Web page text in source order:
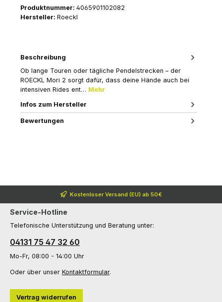
Produktnummer: 4065901102082
Hersteller: Roeckl
Beschreibung
Ob lange Touren oder tägliche Pendelstrecken – der
ROECKL Mori 2 sorgt dafür, dass deine Hände auch bei
intensiven Rides ent… Mehr
Infos zum Hersteller
Bewertungen
Kostenloser Versand (EU) ab 50€
Service-Hotline
Telefonische Unterstützung und Beratung unter:
04131 75 47 32 60
Mo-Fr, 08:00 - 14:00 Uhr
Oder über unser Kontaktformular.
Vertrag widerrufen